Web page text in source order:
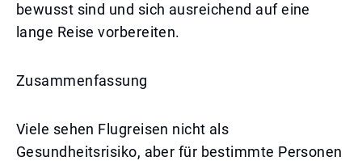
bewusst sind und sich ausreichend auf eine
lange Reise vorbereiten.
Zusammenfassung
Viele sehen Flugreisen nicht als
Gesundheitsrisiko, aber für bestimmte Personen